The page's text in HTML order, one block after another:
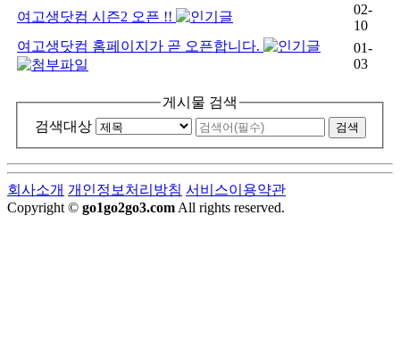
여고생닷컴 시즌2 오픈 !!
02-
10
여고생닷컴 홈페이지가 곧 오픈합니다.
01-
03
게시물 검색
검색대상
회사소개 개인정보처리방침 서비스이용약관
Copyright © go1go2go3.com All rights reserved.